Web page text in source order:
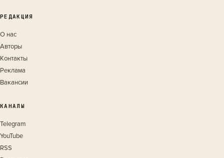
РЕДАКЦИЯ
О нас
Авторы
Контакты
Реклама
Вакансии
КАНАЛЫ
Telegram
YouTube
RSS